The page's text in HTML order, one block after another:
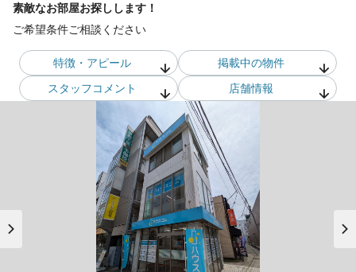
素敵なお部屋お探しします！
ご希望条件ご相談ください
特徴・アピール
掲載中の物件
スタッフコメント 店舗情報